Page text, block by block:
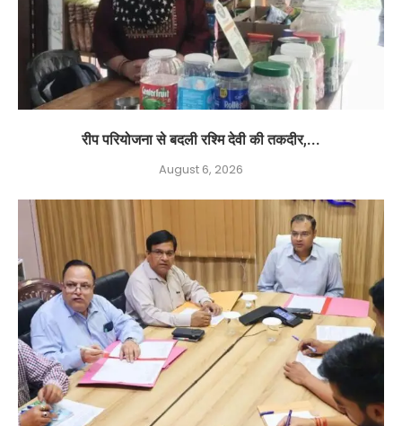
रीप परियोजना से बदली रश्मि देवी की तकदीर,...
August 6, 2026